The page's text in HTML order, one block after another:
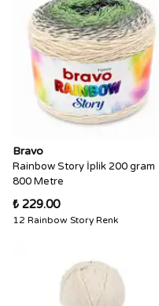
Bravo
Rainbow Story İplik 200 gram
800 Metre
₺ 229.00
12 Rainbow Story Renk